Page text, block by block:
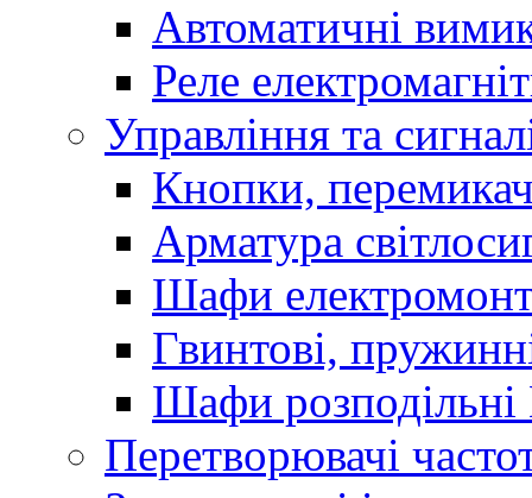
Автоматичні
Реле
Управління та
Кнопки,
Арматура
Шафи
Гвинтові,
Шафи розподільні
Перетворювачі